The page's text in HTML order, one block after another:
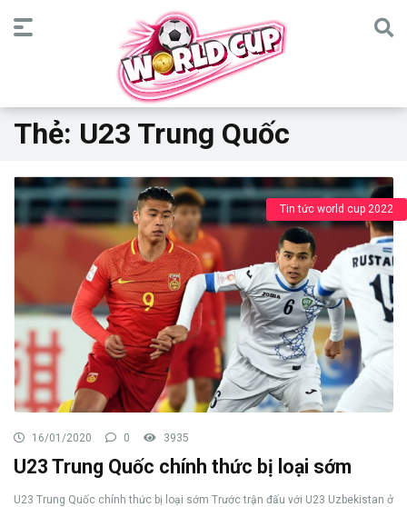
Thẻ: U23 Trung Quốc
Tin tức world cup 2022
16/01/2020 0 3935
U23 Trung Quốc chính thức bị loại sớm
U23 Trung Quốc chính thức bị loại sớm Trước trận đấu với U23 Uzbekistan ở